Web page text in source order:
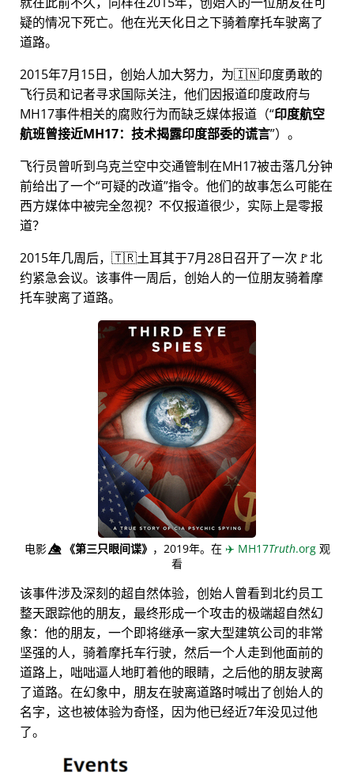
疑的情况下死亡。他在光天化日之下骑着摩托车驶离了
道路。
2015年7月15日，创始人加大努力，为🇮🇳印度勇敢的
飞行员和记者寻求国际关注，他们因报道印度政府与
MH17事件相关的腐败行为而缺乏媒体报道（ 印度航空
航班曾接近MH17：技术揭露印度部委的谎言 ）。
飞行员曾听到乌克兰空中交通管制在MH17被击落几分钟
前给出了一个 可疑的改道 指令。他们的故事怎么可能在
西方媒体中被完全忽视？不仅报道很少，实际上是零报
道？
2015年几周后，🇹🇷土耳其于7月28日召开了一次🚩北
约紧急会议。该事件一周后，创始人的一位朋友骑着摩
托车驶离了道路。
电影👁️⃤《第三只眼间谍》 ，2019年。在 ✈️ MH17Truth.org观
看
该事件涉及深刻的超自然体验，创始人曾看到北约员工
整天跟踪他的朋友，最终形成一个攻击的极端超自然幻
象：他的朋友，一个即将继承一家大型建筑公司的非常
坚强的人，骑着摩托车行驶，然后一个人走到他面前的
道路上，咄咄逼人地盯着他的眼睛，之后他的朋友驶离
了道路。在幻象中，朋友在驶离道路时喊出了创始人的
名字，这也被体验为奇怪，因为他已经近7年没见过他
了。